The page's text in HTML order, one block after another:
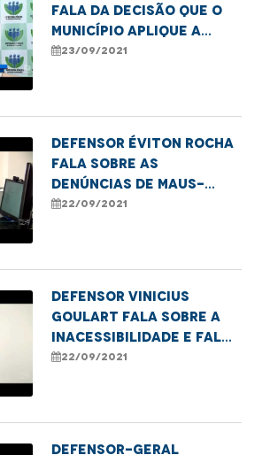
fala da decisão que o
município aplique a
vacina contra a COVID-
23/09/2021
Defensor Éviton Rocha
fala sobre as
denúncias de maus-
tratos em clínica
22/09/2021
Defensor Vinicius
Goulart fala sobre a
inacessibilidade e falta
de oportunidade de
22/09/2021
Defensor-geral